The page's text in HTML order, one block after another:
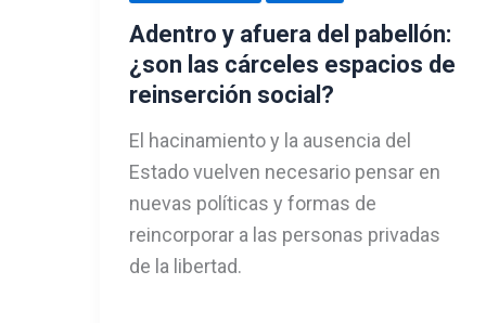
Adentro y afuera del pabellón:
¿son las cárceles espacios de
reinserción social?
El hacinamiento y la ausencia del
Estado vuelven necesario pensar en
nuevas políticas y formas de
reincorporar a las personas privadas
de la libertad.